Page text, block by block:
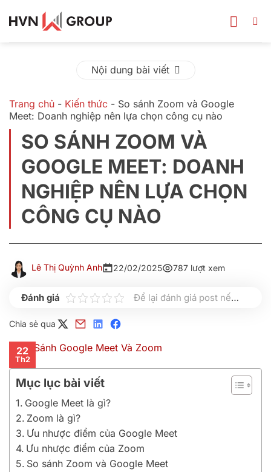
qua
nội
dung
Nội dung bài viết
Trang chủ - Kiến thức - So sánh Zoom và Google
Meet: Doanh nghiệp nên lựa chọn công cụ nào
SO SÁNH ZOOM VÀ
GOOGLE MEET: DOANH
NGHIỆP NÊN LỰA CHỌN
CÔNG CỤ NÀO
Lê Thị Quỳnh Anh 22/02/2025 787 lượt xem
Để lại đánh giá post nếu bạn thấy hữu ích nhé
Chia sẻ qua
22
Th2
Mục lục bài viết
Google Meet là gì?
Zoom là gì?
Ưu nhược điểm của Google Meet
Ưu nhược điểm của Zoom
So sánh Zoom và Google Meet